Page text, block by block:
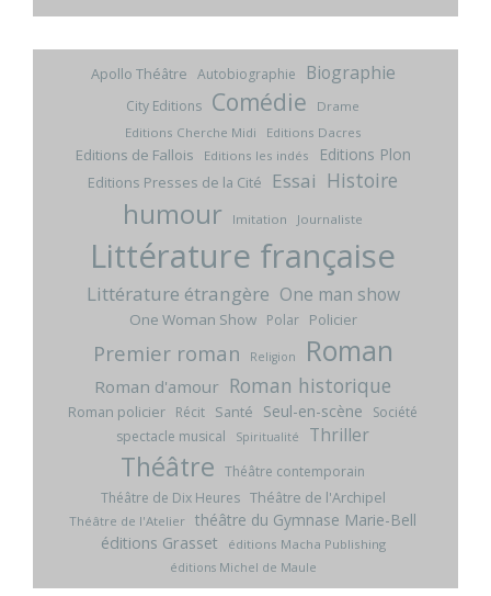
Apollo Théâtre Autobiographie Biographie
City Editions Comédie
Drame
Editions Cherche Midi
Editions Dacres
Editions de Fallois Editions les indés Editions Plon
Editions Presses de la Cité Essai Histoire
humour Imitation Journaliste
Littérature française
Littérature étrangère One man show
One Woman Show Polar Policier
Premier roman Religion Roman
Roman d'amour Roman historique
Roman policier Récit Santé Seul-en-scène
Société
spectacle musical
Spiritualité Thriller
Théâtre Théâtre contemporain
Théâtre de Dix Heures Théâtre de l'Archipel
Théâtre de l'Atelier théâtre du Gymnase Marie-Bell
éditions Grasset
éditions Macha Publishing
éditions Michel de Maule